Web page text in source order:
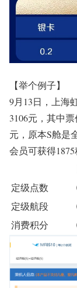
【举个例子】
9月 13日，上海
3106元，其中
元，原本S舱是
会员可获得1875
定级点数
定级航段
消费积分